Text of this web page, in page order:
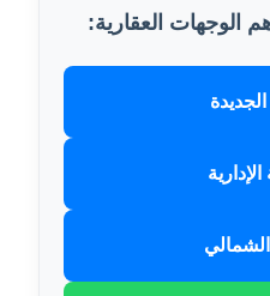
الوجهات العقارية:
الجديدة